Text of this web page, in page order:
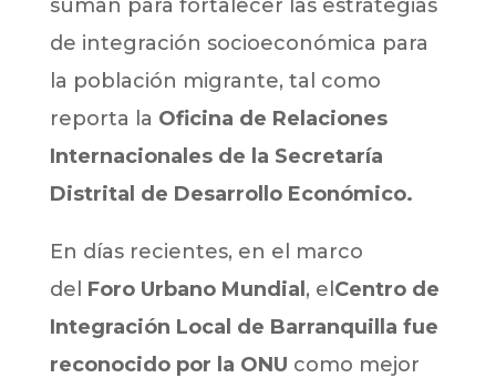
suman para fortalecer las estrategias
de integración socioeconómica para
la población migrante, tal como
reporta la Oficina de Relaciones
Internacionales de la Secretaría
Distrital de Desarrollo Económico.
En días recientes, en el marco
del Foro Urbano Mundial , el Centro de
Integración Local de Barranquilla fue
reconocido por la ONU como mejor